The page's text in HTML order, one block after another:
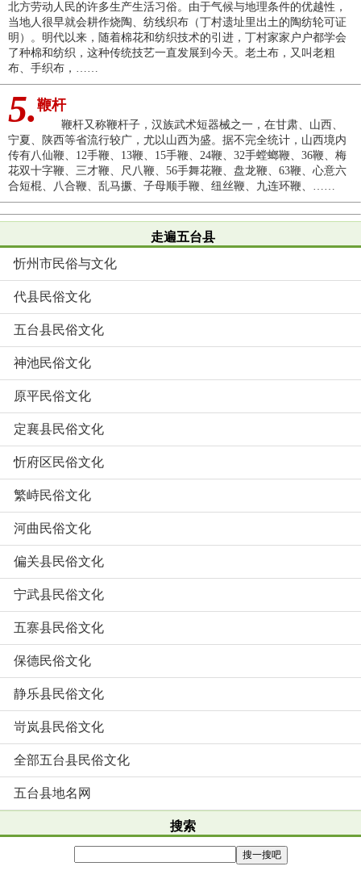
北方劳动人民的许多生产生活习俗。由于气候与地理条件的优越性，
当地人很早就会耕作烧陶、纺线织布（丁村遗址里出土的陶纺轮可证
明）。明代以来，随着棉花和纺织技术的引进，丁村家家户户都学会
了种棉和纺织，这种传统技艺一直发展到今天。老土布，又叫老粗
布、手织布，……
5. 鞭杆
鞭杆又称鞭杆子，汉族武术短器械之一，在甘肃、山西、
宁夏、陕西等省流行较广，尤以山西为盛。据不完全统计，山西境内
传有八仙鞭、12手鞭、13鞭、15手鞭、24鞭、32手螳螂鞭、36鞭、梅
花双十字鞭、三才鞭、尺八鞭、56手舞花鞭、盘龙鞭、63鞭、心意六
合短棍、八合鞭、乱马撅、子母顺手鞭、纽丝鞭、九连环鞭、……
走遍五台县
忻州市民俗与文化
代县民俗文化
五台县民俗文化
神池民俗文化
原平民俗文化
定襄县民俗文化
忻府区民俗文化
繁峙民俗文化
河曲民俗文化
偏关县民俗文化
宁武县民俗文化
五寨县民俗文化
保德民俗文化
静乐县民俗文化
岢岚县民俗文化
全部五台县民俗文化
五台县地名网
搜索